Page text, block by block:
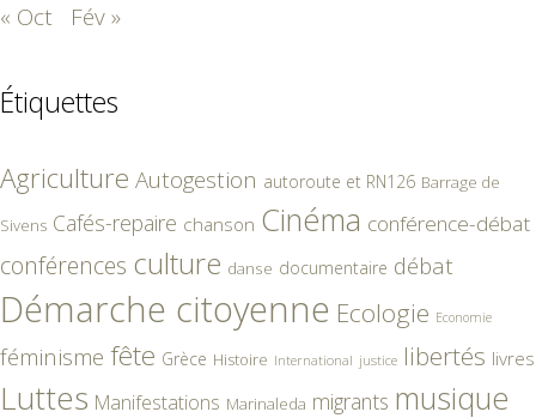
« Oct Fév »
Étiquettes
Agriculture Autogestion autoroute et RN126 Barrage de
Sivens Cafés-repaire chanson Cinéma conférence-débat
conférences culture danse documentaire débat
Démarche citoyenne Ecologie Economie
féminisme fête Grèce Histoire International justice libertés livres
Luttes Manifestations Marinaleda migrants musique